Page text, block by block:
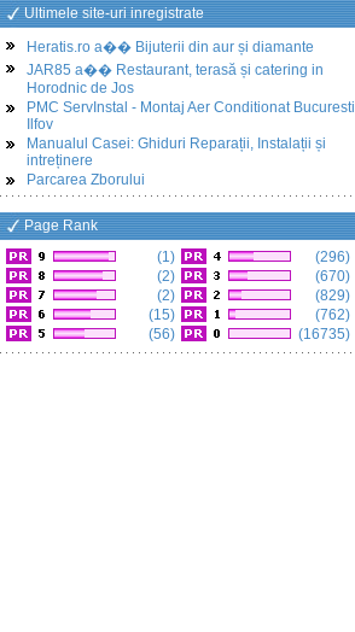
Ultimele site-uri inregistrate
Heratis.ro a�� Bijuterii din aur și diamante
JAR85 a�� Restaurant, terasă și catering in
Horodnic de Jos
PMC ServInstal - Montaj Aer Conditionat Bucuresti
Ilfov
Manualul Casei: Ghiduri Reparații, Instalații și
intreținere
Parcarea Zborului
Page Rank
(1)
(2)
(2)
(15)
(56)
(296)
(670)
(829)
(762)
(16735)